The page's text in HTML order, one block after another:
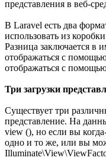
представления в веб-
В Laravel есть два
использовать из
Разница заключается в
отображаться с
отображаться с
Три загрузки
Существует три
представление. На
view (), но если вы
одно и то же, или вы